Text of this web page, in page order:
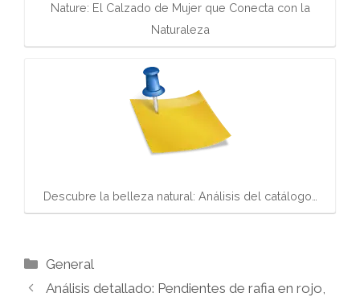
Nature: El Calzado de Mujer que Conecta con la
Naturaleza
Descubre la belleza natural: Análisis del catálogo…
Categorías
General
Análisis detallado: Pendientes de rafia en rojo,